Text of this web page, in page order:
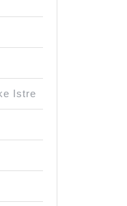
Istre